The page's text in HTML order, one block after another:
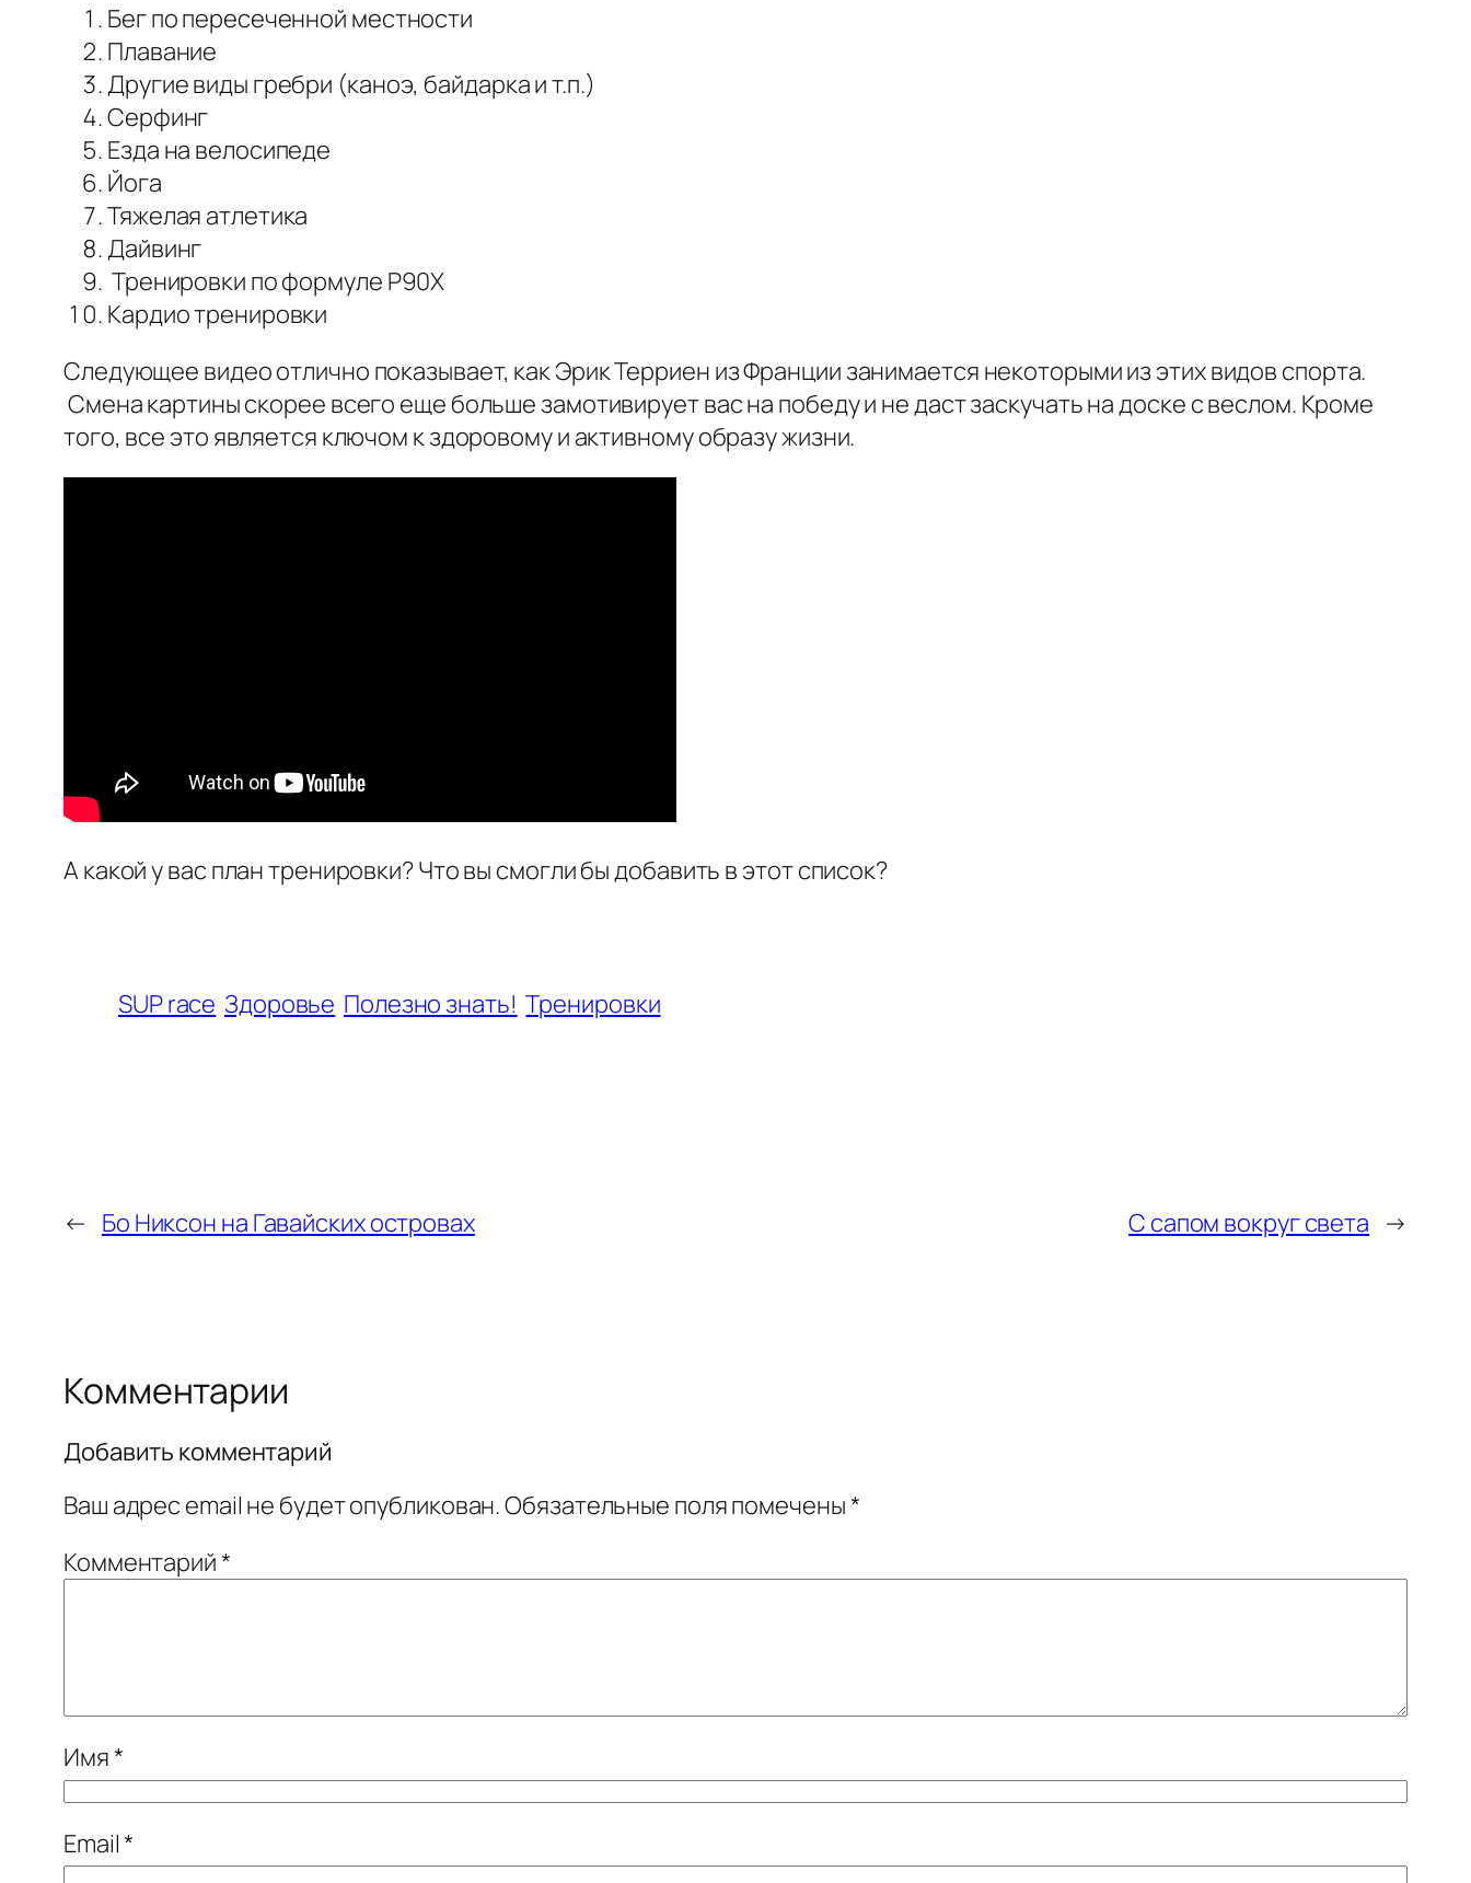
Бег по пересеченной местности
Плавание
Другие виды гребри (каноэ, байдарка и т.п.)
Серфинг
Езда на велосипеде
Йога
Тяжелая атлетика
Дайвинг
Тренировки по формуле P90X
Кардио тренировки
Следующее видео отлично показывает, как Эрик Терриен из Франции занимается некоторыми из этих видов спорта.
Смена картины скорее всего еще больше замотивирует вас на победу и не даст заскучать на доске с веслом. Кроме
того, все это является ключом к здоровому и активному образу жизни.
А какой у вас план тренировки? Что вы смогли бы добавить в этот список?
SUP race Здоровье Полезно знать! Тренировки
← Бо Никсон на Гавайских островах С сапом вокруг света →
Комментарии
Добавить комментарий
Ваш адрес email не будет опубликован.Обязательные поля помечены*
Комментарий*
Имя*
Email*